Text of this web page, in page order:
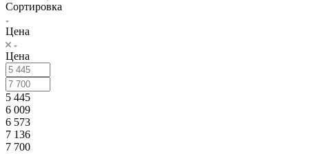
Сортировка
Цена
Цена
5 445
6 009
6 573
7 136
7 700